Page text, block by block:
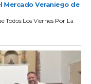
Mercado Veraniego de
Los Viernes Por La